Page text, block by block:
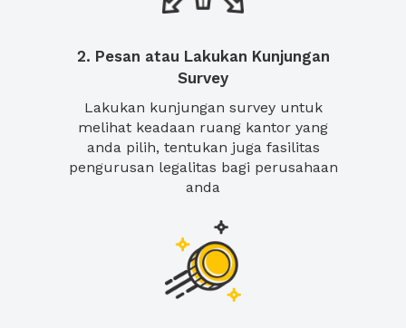
2. Pesan atau Lakukan Kunjungan
Survey
Lakukan kunjungan survey untuk
melihat keadaan ruang kantor yang
anda pilih, tentukan juga fasilitas
pengurusan legalitas bagi perusahaan
anda